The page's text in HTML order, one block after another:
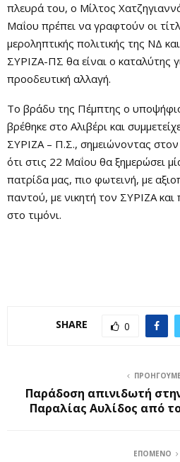
πλευρά του, ο Μίλτος
Μαΐου πρέπει να γραφτούν οι
μεροληπτικής πολιτικής της ΝΔ
ΣΥΡΙΖΑ-ΠΣ θα είναι ο καταλύτης
προοδευτική αλλαγή.
Το βράδυ της Πέμπτης ο
βρέθηκε στο Αλιβέρι και
ΣΥΡΙΖΑ – Π.Σ., σημειώνοντας
ότι στις 22 Μαΐου θα ξημερώσει
πατρίδα μας, πιο φωτεινή, με
παντού, με νικητή τον ΣΥΡΙΖΑ και
στο τιμόνι.
SHARE 0
Παράδοση απινιδωτή
Παραλίας Αυλίδος από
ΕΠΌΜΕΝΟ